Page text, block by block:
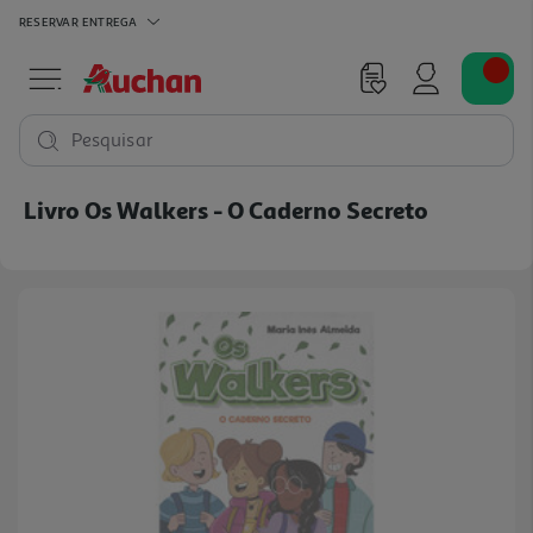
RESERVAR ENTREGA
Pesquisar
Livro Os Walkers - O Caderno Secreto